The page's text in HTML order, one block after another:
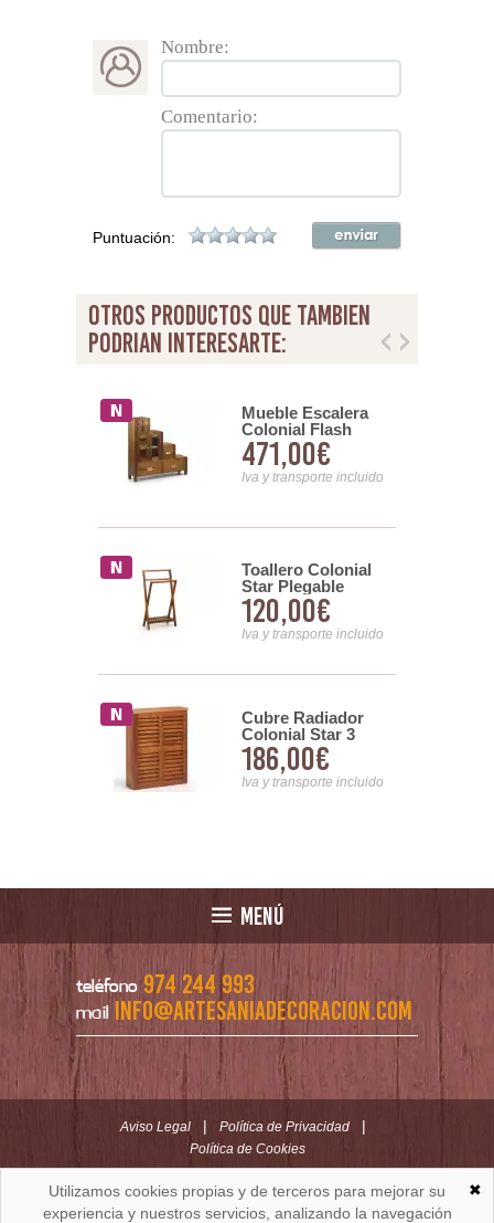
Nombre:
Comentario:
Puntuación:
otros productos que tambien
podrian interesarte:
Mueble Escalera
Colonial Flash
Izquierda 2 Puertas
7 Cajones
471,00€
Iva y transporte incluido
Toallero Colonial
Star Plegable
120,00€
Iva y transporte incluido
Cubre Radiador
Colonial Star 3
Tamaños
186,00€
Iva y transporte incluido
MENÚ
teléfono 974 244 993
mail info@artesaniadecoracion.com
Aviso Legal | Política de Privacidad |
Política de Cookies
ARTESANÍAYDECORACION.COM
C/ Padre Huesca nº 30 | Oficina C/ Roldán nº 5 -3º
✖
Utilizamos cookies propias y de terceros para mejorar su
experiencia y nuestros servicios, analizando la navegación